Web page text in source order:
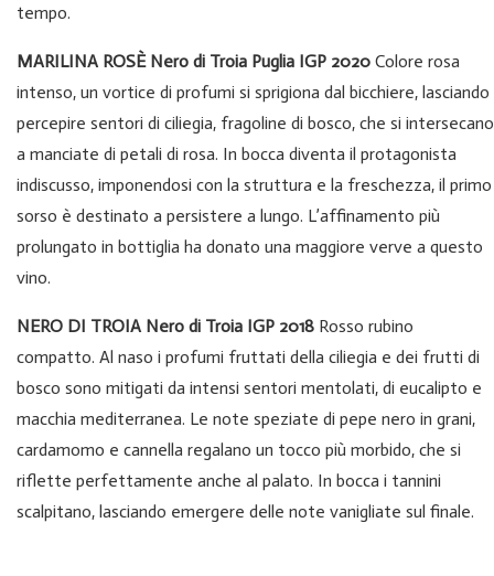
tempo.
MARILINA ROSÈ Nero di Troia Puglia IGP 2020 Colore rosa
intenso, un vortice di profumi si sprigiona dal bicchiere, lasciando
percepire sentori di ciliegia, fragoline di bosco, che si intersecano
a manciate di petali di rosa. In bocca diventa il protagonista
indiscusso, imponendosi con la struttura e la freschezza, il primo
sorso è destinato a persistere a lungo. L’affinamento più
prolungato in bottiglia ha donato una maggiore verve a questo
vino.
NERO DI TROIA Nero di Troia IGP 2018 Rosso rubino
compatto. Al naso i profumi fruttati della ciliegia e dei frutti di
bosco sono mitigati da intensi sentori mentolati, di eucalipto e
macchia mediterranea. Le note speziate di pepe nero in grani,
cardamomo e cannella regalano un tocco più morbido, che si
riflette perfettamente anche al palato. In bocca i tannini
scalpitano, lasciando emergere delle note vanigliate sul finale.